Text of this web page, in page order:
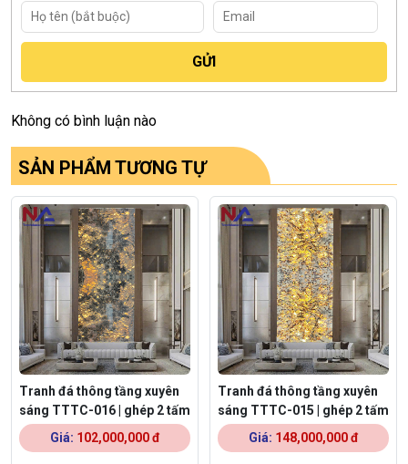
Không có bình luận nào
SẢN PHẨM TƯƠNG TỰ
Tranh đá thông tầng xuyên
sáng TTTC-016 | ghép 2 tấm
Giá: 102,000,000 đ
Tranh đá thông tầng xuyên
sáng TTTC-015 | ghép 2 tấm
Giá: 148,000,000 đ